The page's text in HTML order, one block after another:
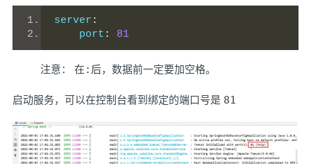
server :
    port
: 81
注意： 在 : 后，数据前一定要加空格。
启动服务，可以在控制台看到绑定的端口号是 81